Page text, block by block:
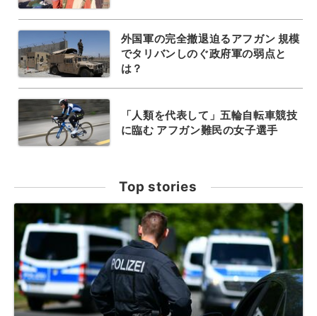
外国軍の完全撤退迫るアフガン 規模
でタリバンしのぐ政府軍の弱点と
は？
「人類を代表して」五輪自転車競技
に臨む アフガン難民の女子選手
Top stories